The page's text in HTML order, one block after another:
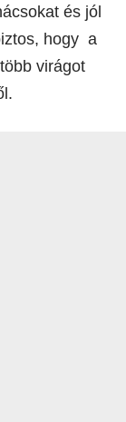
és jól
hogy a
virágot